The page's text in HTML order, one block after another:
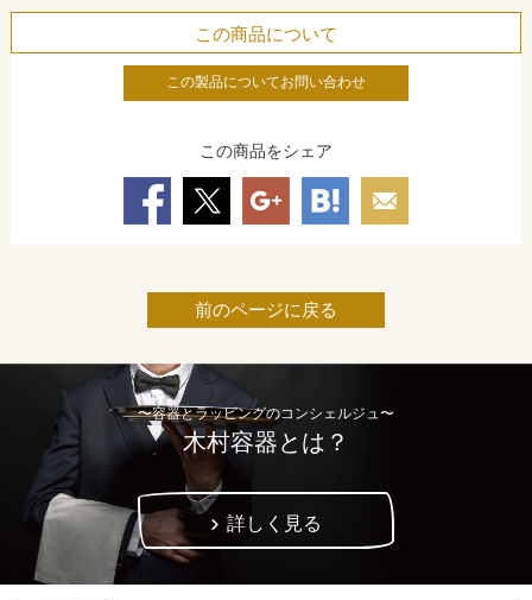
この商品について
この製品についてお問い合わせ
この商品をシェア
前のページに戻る
〜容器とラッピングのコンシェルジュ〜
木村容器とは？
詳しく見る